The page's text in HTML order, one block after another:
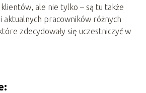
ale nie tylko – są tu także
aktualnych pracowników różnych
zdecydowały się uczestniczyć w